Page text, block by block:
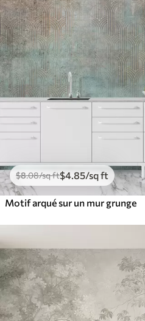
$8.08/sq ft$4 .85/sq ft
Motif arqué sur un mur grunge